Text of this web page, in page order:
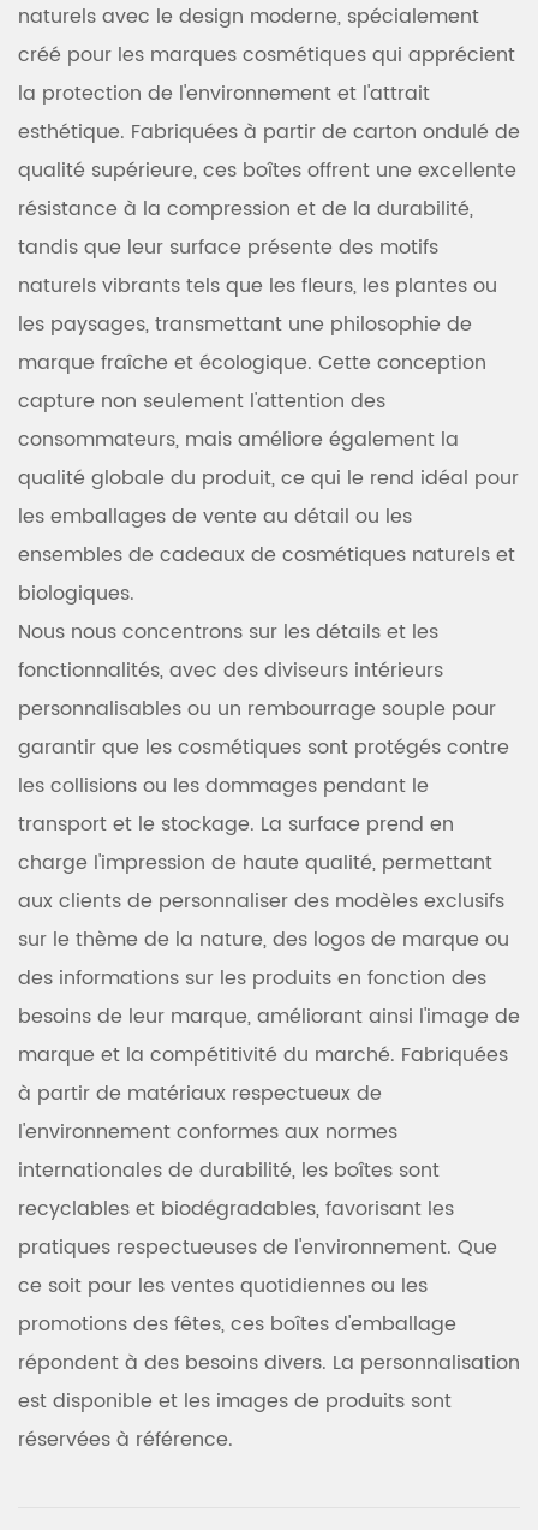
naturels avec le design moderne, spécialement
créé pour les marques cosmétiques qui apprécient
la protection de l'environnement et l'attrait
esthétique. Fabriquées à partir de carton ondulé de
qualité supérieure, ces boîtes offrent une excellente
résistance à la compression et de la durabilité,
tandis que leur surface présente des motifs
naturels vibrants tels que les fleurs, les plantes ou
les paysages, transmettant une philosophie de
marque fraîche et écologique. Cette conception
capture non seulement l'attention des
consommateurs, mais améliore également la
qualité globale du produit, ce qui le rend idéal pour
les emballages de vente au détail ou les
ensembles de cadeaux de cosmétiques naturels et
biologiques.
Nous nous concentrons sur les détails et les
fonctionnalités, avec des diviseurs intérieurs
personnalisables ou un rembourrage souple pour
garantir que les cosmétiques sont protégés contre
les collisions ou les dommages pendant le
transport et le stockage. La surface prend en
charge l'impression de haute qualité, permettant
aux clients de personnaliser des modèles exclusifs
sur le thème de la nature, des logos de marque ou
des informations sur les produits en fonction des
besoins de leur marque, améliorant ainsi l'image de
marque et la compétitivité du marché. Fabriquées
à partir de matériaux respectueux de
l'environnement conformes aux normes
internationales de durabilité, les boîtes sont
recyclables et biodégradables, favorisant les
pratiques respectueuses de l'environnement. Que
ce soit pour les ventes quotidiennes ou les
promotions des fêtes, ces boîtes d'emballage
répondent à des besoins divers. La personnalisation
est disponible et les images de produits sont
réservées à référence.